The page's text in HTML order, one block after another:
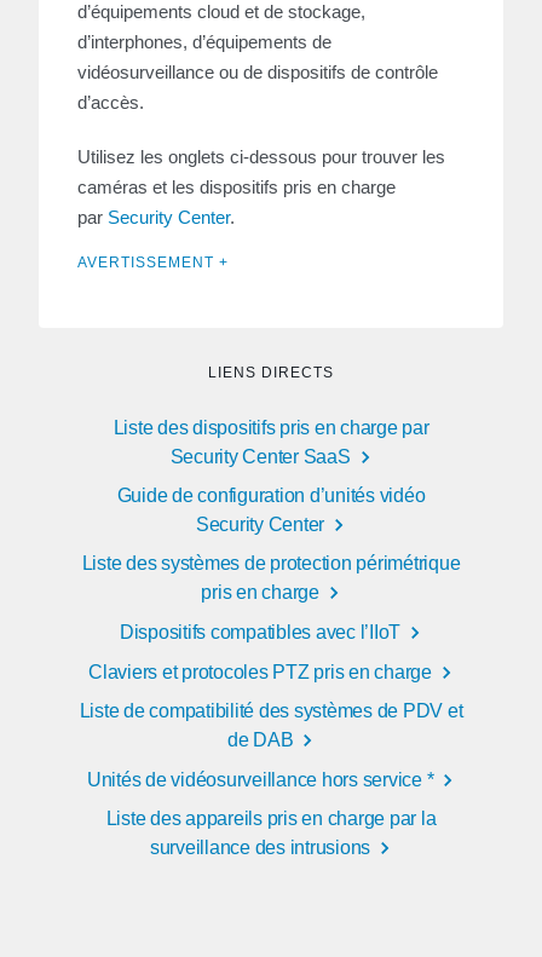
d’équipements cloud et de stockage,
d’interphones, d’équipements de
vidéosurveillance ou de dispositifs de contrôle
d’accès.
Utilisez les onglets ci-dessous pour trouver les
caméras et les dispositifs pris en charge
par Security Center.
AVERTISSEMENT +
LIENS DIRECTS
Liste des dispositifs pris en charge par
Security Center SaaS
Guide de configuration d’unités vidéo
Security Center
Liste des systèmes de protection périmétrique
pris en charge
Dispositifs compatibles avec l’IIoT
Claviers et protocoles PTZ pris en charge
Liste de compatibilité des systèmes de PDV et
de DAB
Unités de vidéosurveillance hors service *
Liste des appareils pris en charge par la
surveillance des intrusions